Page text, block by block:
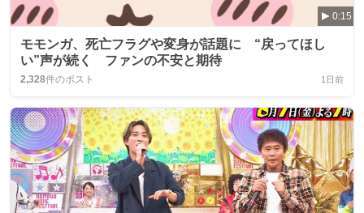
0:15
モモンガ、死亡フラグや変身が話題に “戻ってほし
い”声が続く ファンの不安と期待
2,328件のポスト 1日前